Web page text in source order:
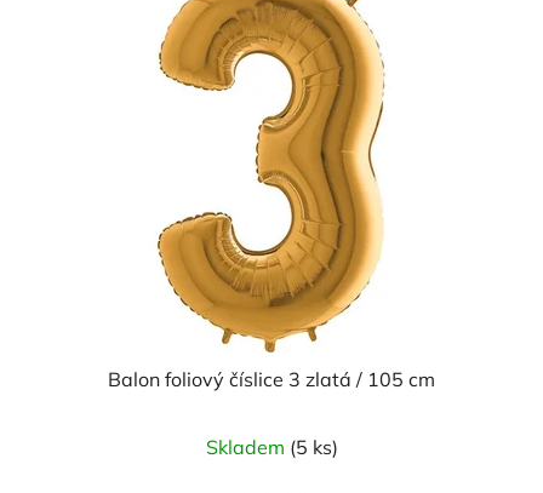
Balon foliový číslice 3 zlatá / 105 cm
Skladem (5 ks)